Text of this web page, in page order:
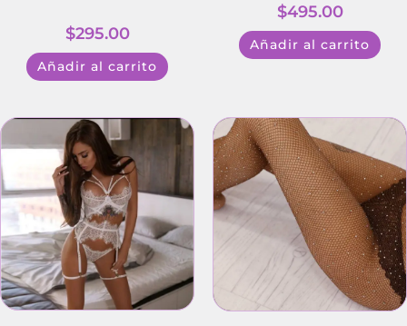
$295.00
Añadir al carrito
$495.00
Añadir al carrito